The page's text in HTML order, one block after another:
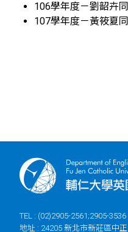
106學年度－劉韶卉
107學年度－黃筱夏
TEL : (02)2905-2561;2905-
地址 : 24205 新北市新莊區中